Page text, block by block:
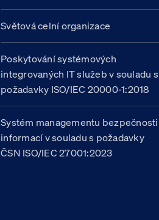
Světová celní organizace
Poskytování systémových
integrovaných IT služeb v souladu s
požadavky ISO/IEC 20000-1:2018
Systém managementu bezpečnosti
informací v souladu s požadavky
ČSN ISO/IEC 27001:2023